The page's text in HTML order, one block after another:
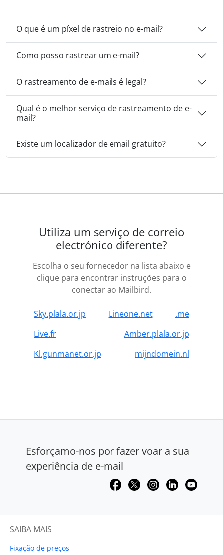
O que é um píxel de rastreio no e-mail?
Como posso rastrear um e-mail?
O rastreamento de e-mails é legal?
Qual é o melhor serviço de rastreamento de e-
mail?
Existe um localizador de email gratuito?
Utiliza um serviço de correio
electrónico diferente?
Escolha o seu fornecedor na lista abaixo e
clique para encontrar instruções para o
conectar ao Mailbird.
Sky.plala.or.jp Lineone.net
.me
Live.fr
Amber.plala.or.jp
Kl.gunmanet.or.jp
mijndomein.nl
Esforçamo-nos por fazer voar a sua
experiência de e-mail
SAIBA MAIS
Fixação de preços